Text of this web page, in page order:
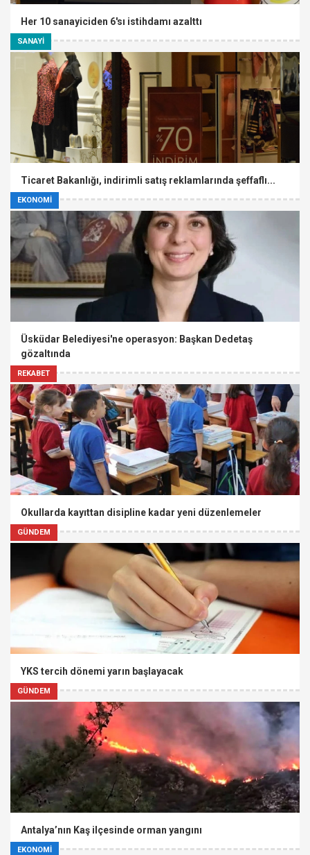
SANAYİ
Her 10 sanayiciden 6'sı istihdamı azalttı
EKONOMİ
Ticaret Bakanlığı, indirimli satış reklamlarında şeffaflı...
REKABET
Üsküdar Belediyesi'ne operasyon: Başkan Dedetaş
gözaltında
GÜNDEM
Okullarda kayıttan disipline kadar yeni düzenlemeler
GÜNDEM
YKS tercih dönemi yarın başlayacak
EKONOMİ
Antalya’nın Kaş ilçesinde orman yangını